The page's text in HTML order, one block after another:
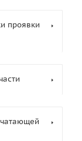
проявки